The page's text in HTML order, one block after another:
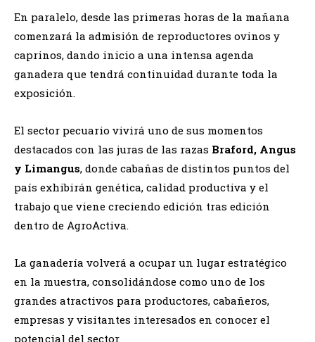
En paralelo, desde las primeras horas de la mañana
comenzará la admisión de reproductores ovinos y
caprinos, dando inicio a una intensa agenda
ganadera que tendrá continuidad durante toda la
exposición.
El sector pecuario vivirá uno de sus momentos
destacados con las juras de las razas Braford, Angus
y Limangus, donde cabañas de distintos puntos del
país exhibirán genética, calidad productiva y el
trabajo que viene creciendo edición tras edición
dentro de AgroActiva.
La ganadería volverá a ocupar un lugar estratégico
en la muestra, consolidándose como uno de los
grandes atractivos para productores, cabañeros,
empresas y visitantes interesados en conocer el
potencial del sector.